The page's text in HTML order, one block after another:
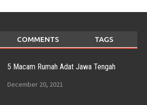
COMMENTS TAGS
5 Macam Rumah Adat Jawa Tengah
December 20, 2021